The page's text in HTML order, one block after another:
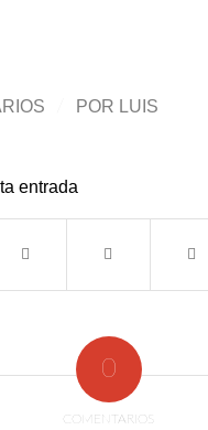
POR LUIS
entrada
0
COMENTARIOS